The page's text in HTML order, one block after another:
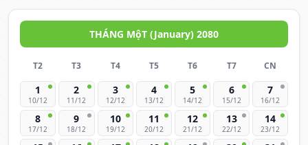
THÁNG MộT (January) 2080
T2 T3 T4 T5 T6 T7 CN
1
10/12
2
11/12
3
12/12
4
13/12
5
14/12
6
15/12
7
16/12
8
17/12
9
18/12
10
19/12
11
20/12
12
21/12
13
22/12
14
23/12